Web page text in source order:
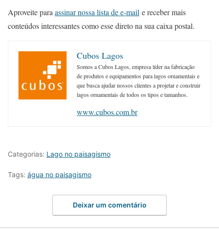
Aproveite para assinar nossa lista de e-mail e receber mais
conteúdos interessantes como esse direto na sua caixa postal.
Cubos Lagos
Somos a Cubos Lagos, empresa líder na fabricação
de produtos e equipamentos para lagos ornamentais e
que busca ajudar nossos clientes a projetar e construir
lagos ornamentais de todos os tipos e tamanhos.
www.cubos.com.br
Categorias: Lago no paisagismo
Tags: água no paisagismo
Deixar um comentário